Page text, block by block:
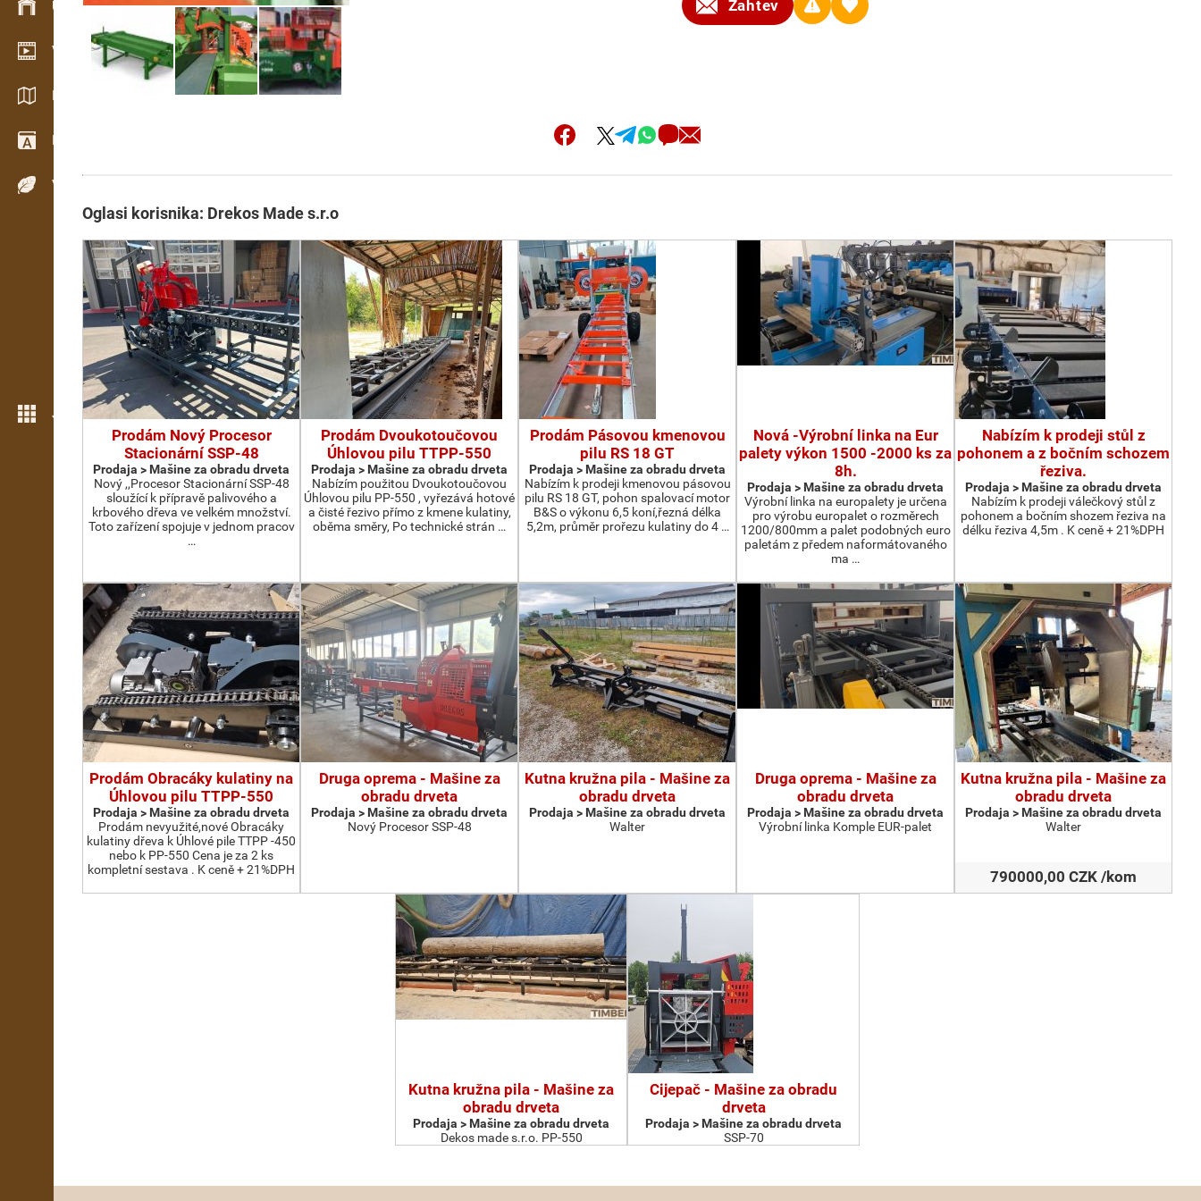
Upravljanje zalihama
Video salon
Katalozi / Brošure
Rečnik
Vrste drveta
Još opcija
Zahtev
Oglasi korisnika: Drekos Made s.r.o
Prodám Nový Procesor
Stacionární SSP-48
Prodaja > Мašine za obradu drveta
Nový ,,Procesor Stacionární SSP-48
sloužící k přípravě palivového a
krbového dřeva ve velkém množství.
Toto zařízení spojuje v jednom pracov
…
Prodám Dvoukotoučovou
Úhlovou pilu TTPP-550
Prodaja > Мašine za obradu drveta
Nabízím použitou Dvoukotoučovou
Úhlovou pilu PP-550 , vyřezává hotové
a čisté řezivo přímo z kmene kulatiny,
oběma směry, Po technické strán …
Prodám Pásovou kmenovou
pilu RS 18 GT
Prodaja > Мašine za obradu drveta
Nabízím k prodeji kmenovou pásovou
pilu RS 18 GT, pohon spalovací motor
B&S o výkonu 6,5 koní,řezná délka
5,2m, průměr prořezu kulatiny do 4 …
Nová -Výrobní linka na Eur
palety výkon 1500 -2000 ks za
8h.
Prodaja > Мašine za obradu drveta
Výrobní linka na europalety je určena
pro výrobu europalet o rozměrech
1200/800mm a palet podobných euro
paletám z předem naformátovaného
ma …
Nabízím k prodeji stůl z
pohonem a z bočním schozem
řeziva.
Prodaja > Мašine za obradu drveta
Nabízím k prodeji válečkový stůl z
pohonem a bočním shozem řeziva na
délku řeziva 4,5m . K ceně + 21%DPH
Prodám Obracáky kulatiny na
Úhlovou pilu TTPP-550
Prodaja > Мašine za obradu drveta
Prodám nevyužité,nové Obracáky
kulatiny dřeva k Úhlové pile TTPP -450
nebo k PP-550 Cena je za 2 ks
kompletní sestava . K ceně + 21%DPH
Druga oprema - Мašine za
obradu drveta
Prodaja > Мašine za obradu drveta
Nový Procesor SSP-48
Kutna kružna pila - Мašine za
obradu drveta
Prodaja > Мašine za obradu drveta
Walter
Druga oprema - Мašine za
obradu drveta
Prodaja > Мašine za obradu drveta
Výrobní linka Komple EUR-palet
Kutna kružna pila - Мašine za
obradu drveta
Prodaja > Мašine za obradu drveta
Walter
790000,00 CZK /kom
Kutna kružna pila - Мašine za
obradu drveta
Prodaja > Мašine za obradu drveta
Dekos made s.r.o. PP-550
Cijepač - Мašine za obradu
drveta
Prodaja > Мašine za obradu drveta
SSP-70